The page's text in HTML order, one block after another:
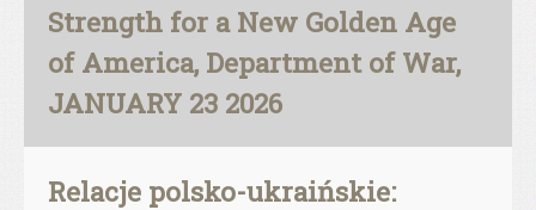
Strength for a New Golden Age
of America, Department of War,
JANUARY 23 2026
Relacje polsko-ukraińskie: